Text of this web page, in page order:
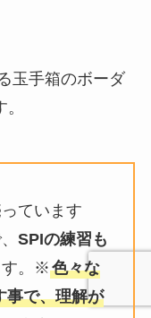
玉手箱のボーダ
ています
SPIの練習も
す。※色々な
事で、理解が